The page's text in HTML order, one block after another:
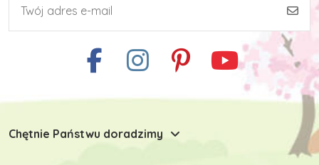
Chętnie Państwu doradzimy